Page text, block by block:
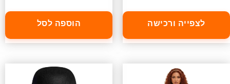
לצפייה ורכישה הוספה לסל